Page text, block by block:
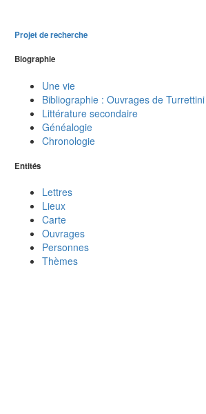
Projet de recherche
Biographie
Une vie
Bibliographie : Ouvrages de Turrettini
Littérature secondaire
Généalogie
Chronologie
Entités
Lettres
Lieux
Carte
Ouvrages
Personnes
Thèmes